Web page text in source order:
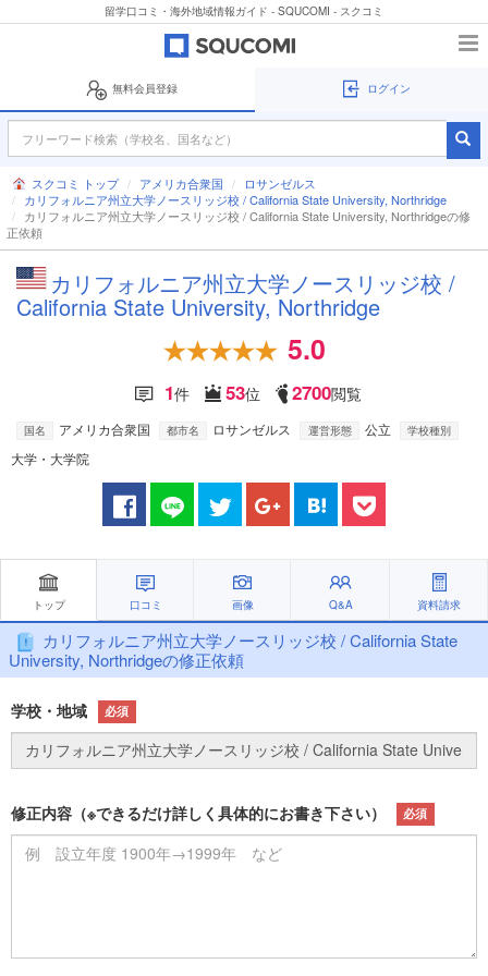
留学口コミ・海外地域情報ガイド - SQUCOMI - スクコミ
無料会員登録 ログイン
スクコミ トップ アメリカ合衆国
ロサンゼルス
カリフォルニア州立大学ノースリッジ校 / California State University, Northridge
カリフォルニア州立大学ノースリッジ校 / California State University, Northridgeの修
正依頼
カリフォルニア州立大学ノースリッジ校 /
California State University, Northridge
5.0
1件 53位 2700閲覧
国名 アメリカ合衆国 都市名 ロサンゼルス 運営形態 公立 学校種別
大学・大学院
トップ 口コミ 画像 Q&A 資料請求
カリフォルニア州立大学ノースリッジ校 / California State
University, Northridgeの修正依頼
学校・地域 必須
修正内容（※できるだけ詳しく具体的にお書き下さい） 必須